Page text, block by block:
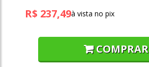
R$ 237,49à vista no pix
COMPRAR